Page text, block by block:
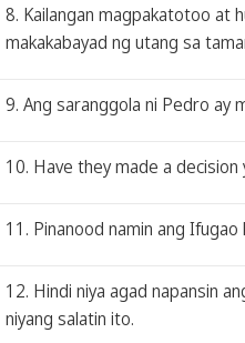
8. Kailangan magpakatotoo at
makakabayad ng utang sa
9. Ang saranggola ni Pedro ay
10. Have they made a decision
11. Pinanood namin ang Ifugao
12. Hindi niya agad napansin
niyang salatin ito.